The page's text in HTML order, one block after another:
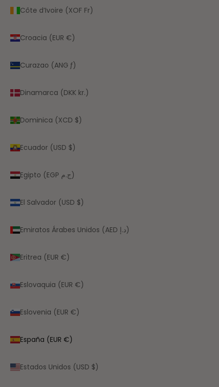
Côte d’Ivoire (XOF Fr)
Croacia (EUR €)
Curazao (ANG ƒ)
Dinamarca (DKK kr.)
Dominica (XCD $)
Ecuador (USD $)
Egipto (EGP ج.م)
El Salvador (USD $)
Emiratos Árabes Unidos (AED د.إ)
Eritrea (EUR €)
Eslovaquia (EUR €)
Eslovenia (EUR €)
España (EUR €)
Estados Unidos (USD $)